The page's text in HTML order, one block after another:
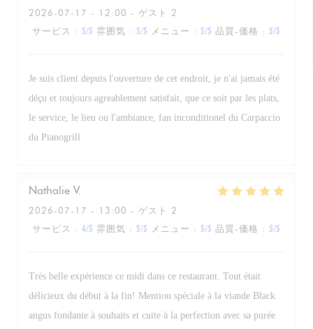
2026-07-17 - 12:00 - ゲスト 2
サービス : 5/5 雰囲気 : 5/5 メニュー : 5/5 品質-価格 : 5/5
Je suis client depuis l'ouverture de cet endroit, je n'ai jamais été
déçu et toujours agreablement satisfait, que ce soit par les plats,
le service, le lieu ou l'ambiance, fan inconditionel du Carpaccio
du Pianogrill
Nathalie V
2026-07-17 - 13:00 - ゲスト 2
サービス : 4/5 雰囲気 : 5/5 メニュー : 5/5 品質-価格 : 5/5
Très belle expérience ce midi dans ce restaurant. Tout était
délicieux du début à la fin! Mention spéciale à la viande Black
angus fondante à souhaits et cuite à la perfection avec sa purée